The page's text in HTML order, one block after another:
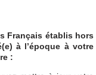
Français établis hors
à l’époque à votre
: